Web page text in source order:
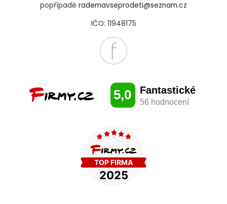
popřípadě rademavseprodeti@seznam.cz
IČO: 11948175